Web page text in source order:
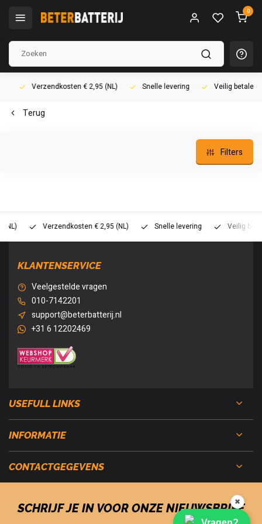
0
Verzendkosten € 2,95 (NL) Snelle levering Veilig betalen
Terug
Filters
Verzendkosten € 2,95 (NL) Snelle levering Veilig betalen
KLANTENSERVICE
Veelgestelde vragen
010-7142201
support@beterbatterij.nl
+31 6 12202469
USEFULL LINKS
INFORMATIE
CONTACTGEGEVENS
SCHRIJF JE IN VOOR ONZE NIEUWSBRIEF
✖